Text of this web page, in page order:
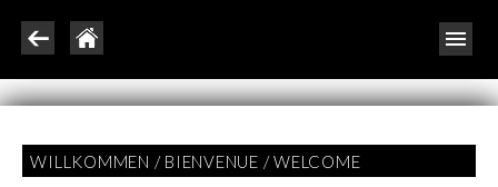
WILLKOMMEN / BIENVENUE / WELCOME